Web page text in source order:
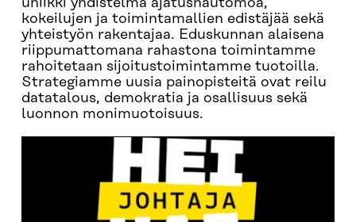
uniikki yhdistelmä ajatushautomoa,
kokeilujen ja toimintamallien edistäjää sekä
yhteistyön rakentajaa. Eduskunnan alaisena
riippumattomana rahastona toimintamme
rahoitetaan sijoitustoimintamme tuotoilla.
Strategiamme uusia painopisteitä ovat reilu
datatalous, demokratia ja osallisuus sekä
luonnon monimuotoisuus.